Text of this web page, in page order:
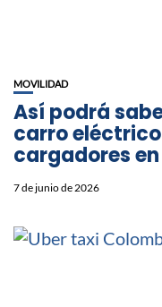
MOVILIDAD
Así podrá
carro
cargadores
7 de junio de 2026